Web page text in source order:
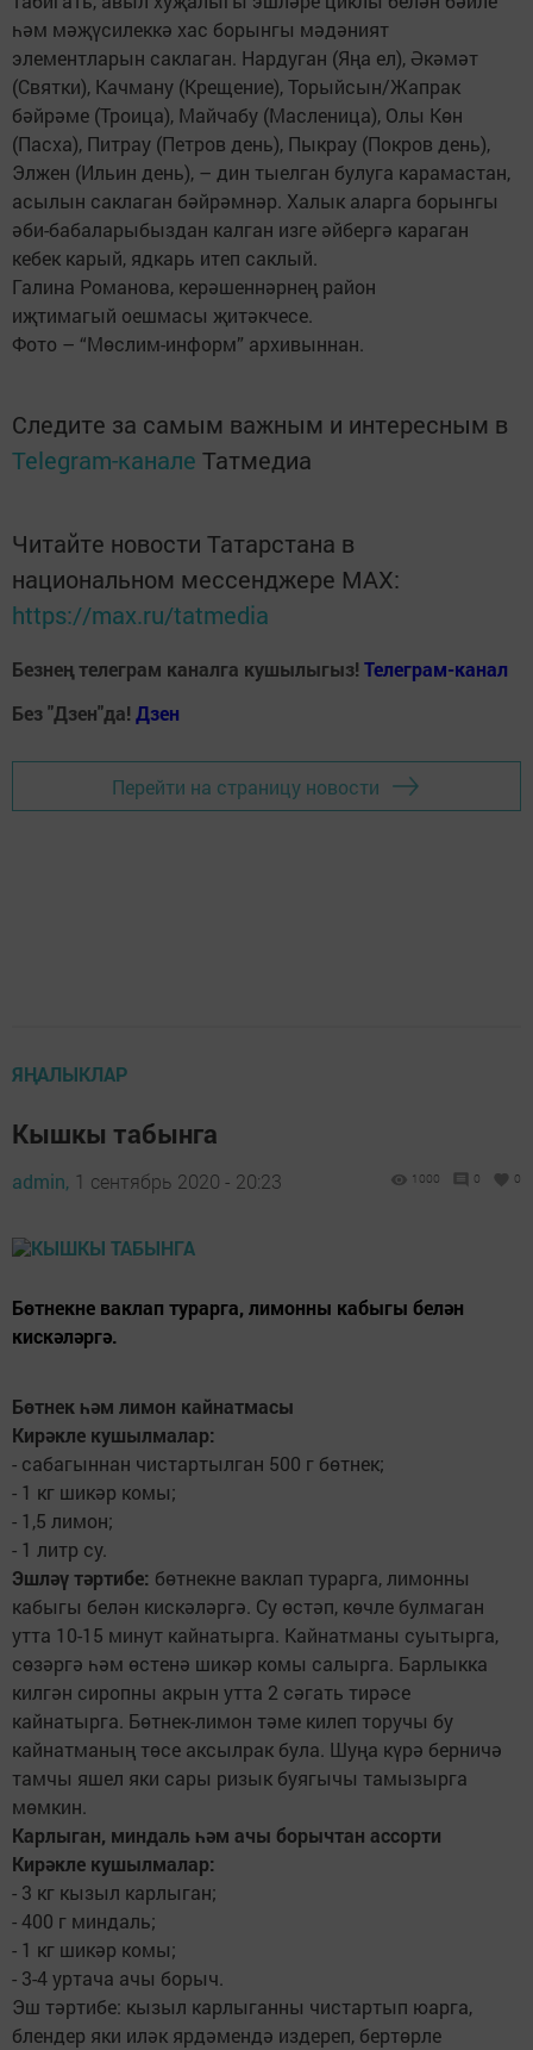
һәм мәҗүсилеккә хас борынгы мәдәният
элементларын саклаган. Нардуган (Яңа ел), Әкәмәт
(Святки), Качману (Крещение), Торыйсын/Жапрак
бәйрәме (Троица), Майчабу (Масленица), Олы Көн
(Пасха), Питрау (Петров день), Пыкрау (Покров день),
Элжен (Ильин день), – дин тыелган булуга карамастан,
асылын саклаган бәйрәмнәр. Халык аларга борынгы
әби-бабаларыбыздан калган изге әйбергә караган
кебек карый, ядкарь итеп саклый.
Галина Романова, керәшеннәрнең район
иҗтимагый оешмасы җитәкчесе.
Фото – “Мөслим-информ” архивыннан.
Следите за самым важным и интересным в
Telegram-канале Татмедиа
Читайте новости Татарстана в
национальном мессенджере MАХ:
https://max.ru/tatmedia
Безнең телеграм каналга кушылыгыз! Телеграм-канал
Без "Дзен"да! Дзен
Перейти на страницу новости
ЯҢАЛЫКЛАР
Кышкы табынга
admin, 1 сентябрь 2020 - 20:23 1000 0 0
Бөтнекне ваклап турарга, лимонны кабыгы белән
кискәләргә.
Бөтнек һәм лимон кайнатмасы
Кирәкле кушылмалар:
- сабагыннан чистартылган 500 г бөтнек;
- 1 кг шикәр комы;
- 1,5 лимон;
- 1 литр су.
Эшләү тәртибе: бөтнекне ваклап турарга, лимонны
кабыгы белән кискәләргә. Су өстәп, көчле булмаган
утта 10-15 минут кайнатырга. Кайнатманы суытырга,
сөзәргә һәм өстенә шикәр комы салырга. Барлыкка
килгән сиропны акрын утта 2 сәгать тирәсе
кайнатырга. Бөтнек-лимон тәме килеп торучы бу
кайнатманың төсе аксылрак була. Шуңа күрә берничә
тамчы яшел яки сары ризык буягычы тамызырга
мөмкин.
Карлыган, миндаль һәм ачы борычтан ассорти
Кирәкле кушылмалар:
- 3 кг кызыл карлыган;
- 400 г миндаль;
- 1 кг шикәр комы;
- 3-4 уртача ачы борыч.
Эш тәртибе: кызыл карлыганны чистартып юарга,
блендер яки иләк ярдәмендә издереп, бертөрле